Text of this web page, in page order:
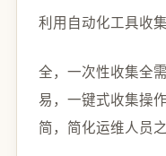
利用自动化工具收
全，一次性收集全
易，一键式收集操作
简，简化运维人员